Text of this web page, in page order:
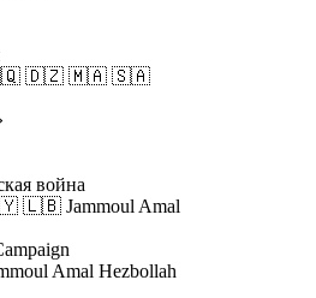
🇩🇿 🇲🇦 🇸🇦
война
Jammoul Amal
Amal Hezbollah